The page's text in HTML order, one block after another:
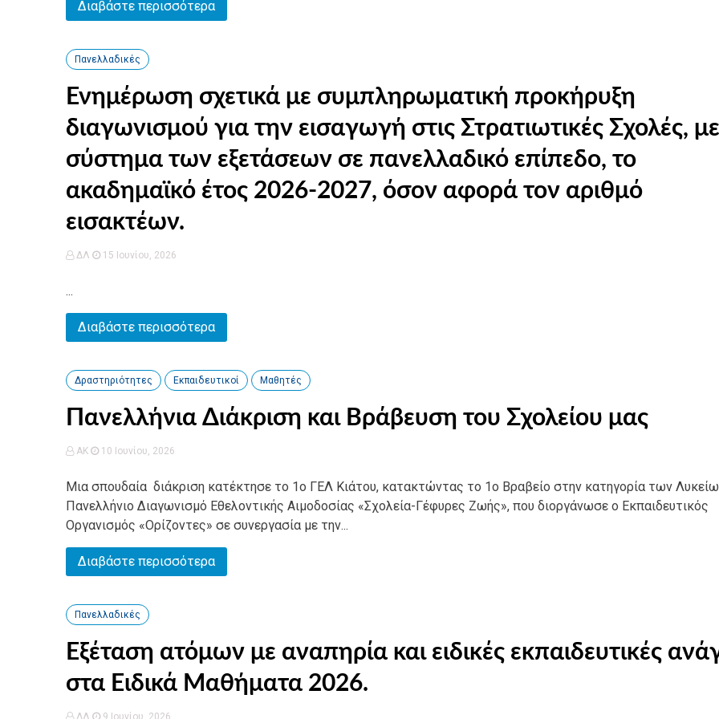
Διαβάστε περισσότερα
Πανελλαδικές
Ενημέρωση σχετικά με συμπληρωματική προκήρυξη
διαγωνισμού για την εισαγωγή στις Στρατιωτικές Σχολές,
σύστημα των εξετάσεων σε πανελλαδικό επίπεδο, το
ακαδημαϊκό έτος 2026-2027, όσον αφορά τον αριθμό
εισακτέων.
ΔΛ 15 Ιουνίου, 2026
...
Διαβάστε περισσότερα
Δραστηριότητες Εκπαιδευτικοί Μαθητές
Πανελλήνια Διάκριση και Βράβευση του Σχολείου μας
AK 10 Ιουνίου, 2026
Μια σπουδαία διάκριση κατέκτησε το 1ο ΓΕΛ Κιάτου, κατακτώντας το 1ο Βραβείο στην κατηγορία των
Πανελλήνιο Διαγωνισμό Εθελοντικής Αιμοδοσίας «Σχολεία-Γέφυρες Ζωής», που διοργάνωσε ο Εκπαιδευτικός
Οργανισμός «Ορίζοντες» σε συνεργασία με την...
Διαβάστε περισσότερα
Πανελλαδικές
Εξέταση ατόμων με αναπηρία και ειδικές εκπαιδευτικές
στα Ειδικά Μαθήματα 2026.
ΔΛ 9 Ιουνίου, 2026